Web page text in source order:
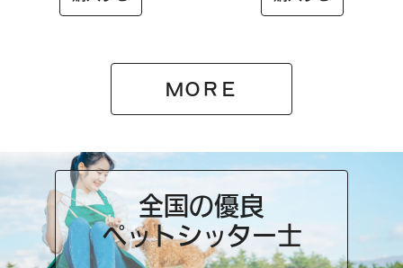
ＭＯＲＥ
全国の優良
ペットシッター士